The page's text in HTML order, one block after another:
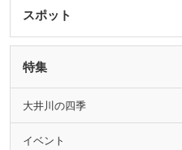
スポット
特集
大井川の四季
イベント